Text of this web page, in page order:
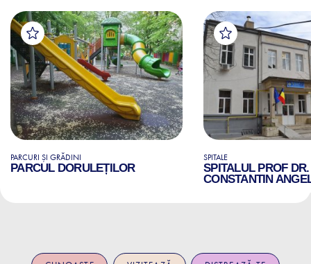
PARCURI ȘI GRĂDINI
PARCUL DORULEȚILOR
SPITALE
SPITALUL PROF DR.
CONSTANTIN